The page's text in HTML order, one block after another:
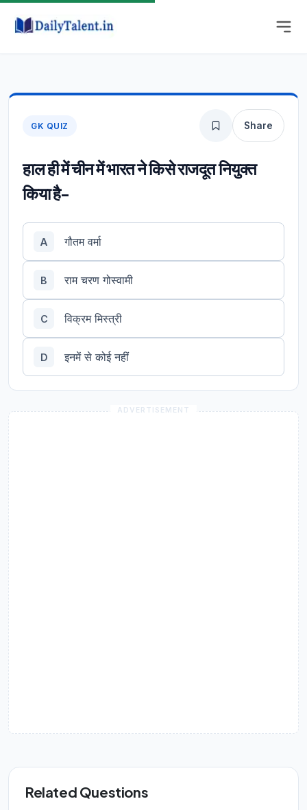
GK QUIZ Share
हाल ही में चीन में भारत ने किसे राजदूत नियुक्त
किया है-
A गौतम वर्मा
B राम चरण गोस्वामी
C विक्रम मिस्त्री
D इनमें से कोई नहीं
Related Questions